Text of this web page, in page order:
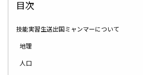
目次
技能実習生送出国ミャンマーについて
地理
人口